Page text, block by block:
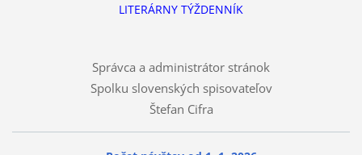
LITERÁRNY TÝŽDENNÍK
Správca a administrátor stránok
Spolku slovenských spisovateľov
Štefan Cifra